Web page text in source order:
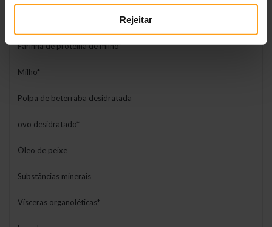
Rejeitar
Farinha de proteína de milho*
Milho*
Polpa de beterraba desidratada
ovo desidratado*
Óleo de peixe
Substâncias minerais
Vísceras organoléticas*